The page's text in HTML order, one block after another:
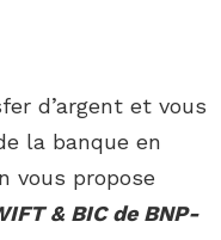
d’argent et vous
la banque en
vous propose
& BIC de BNP-